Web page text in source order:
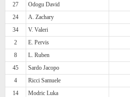
27
Odogu David
24
A. Zachary
34
V. Valeri
2
E. Pervis
8
L. Ruben
45
Sardo Jacopo
4
Ricci Samuele
14
Modric Luka